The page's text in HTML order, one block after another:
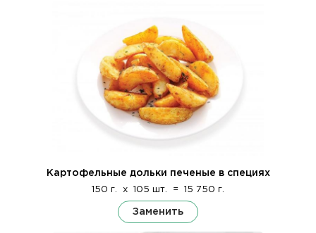
Картофельные дольки печеные в специях
150 г. x 105 шт. = 15 750 г.
Заменить